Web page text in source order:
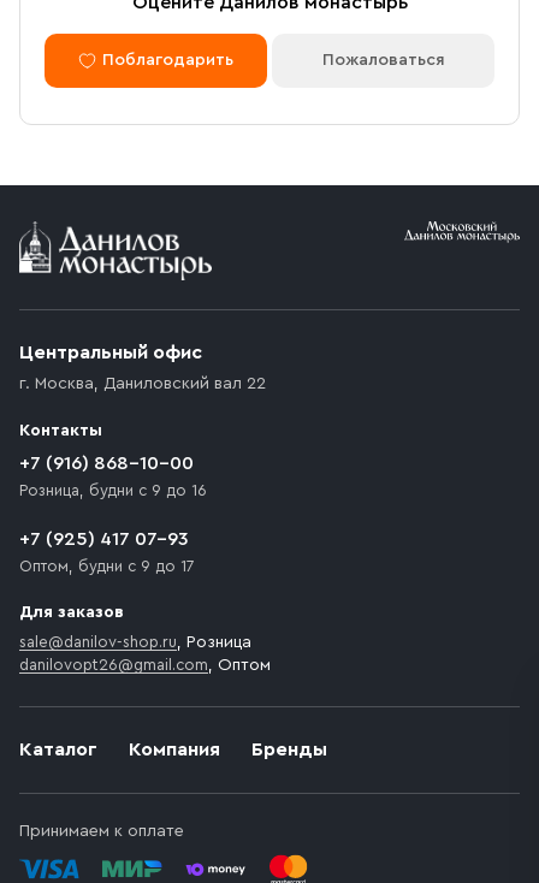
Поблагодарить Пожаловаться
Каталог Компания Бренды
Принимаем к оплате
Центральный офис
г. Москва, Даниловский вал 22
Контакты
+7 (916) 868-10-00
Розница, будни с 9 до 16
+7 (925) 417 07-93
Оптом, будни с 9 до 17
Для заказов
sale@danilov-shop.ru, Розница
danilovopt26@gmail.com, Оптом